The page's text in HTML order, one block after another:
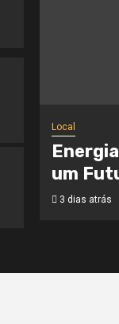
Local
um
3 dias atrás